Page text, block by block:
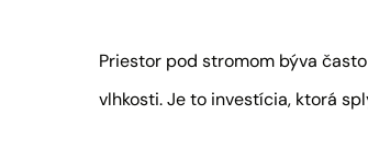
Priestor pod stromom býva
vlhkosti. Je to investícia, ktorá